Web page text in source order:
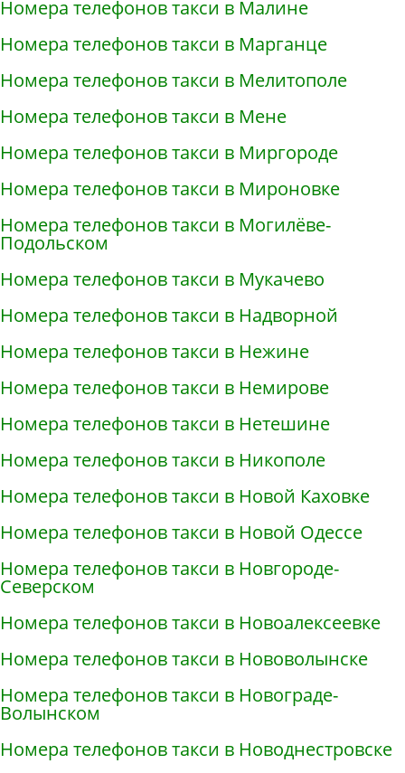
Номера телефонов такси в Малине
Номера телефонов такси в Марганце
Номера телефонов такси в Мелитополе
Номера телефонов такси в Мене
Номера телефонов такси в Миргороде
Номера телефонов такси в Мироновке
Номера телефонов такси в Могилёве-
Подольском
Номера телефонов такси в Мукачево
Номера телефонов такси в Надворной
Номера телефонов такси в Нежине
Номера телефонов такси в Немирове
Номера телефонов такси в Нетешине
Номера телефонов такси в Никополе
Номера телефонов такси в Новой Каховке
Номера телефонов такси в Новой Одессе
Номера телефонов такси в Новгороде-
Северском
Номера телефонов такси в Новоалексеевке
Номера телефонов такси в Нововолынске
Номера телефонов такси в Новограде-
Волынском
Номера телефонов такси в Новоднестровске